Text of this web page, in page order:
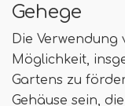
Gehege
Die Verwendung
Möglichkeit,
Gartens zu
Gehäuse sein,